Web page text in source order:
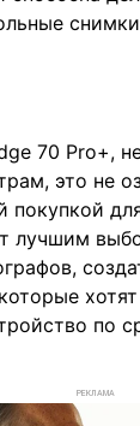
70 Pro+,
это не
покупкой
лучшим
по
РЕКЛАМА